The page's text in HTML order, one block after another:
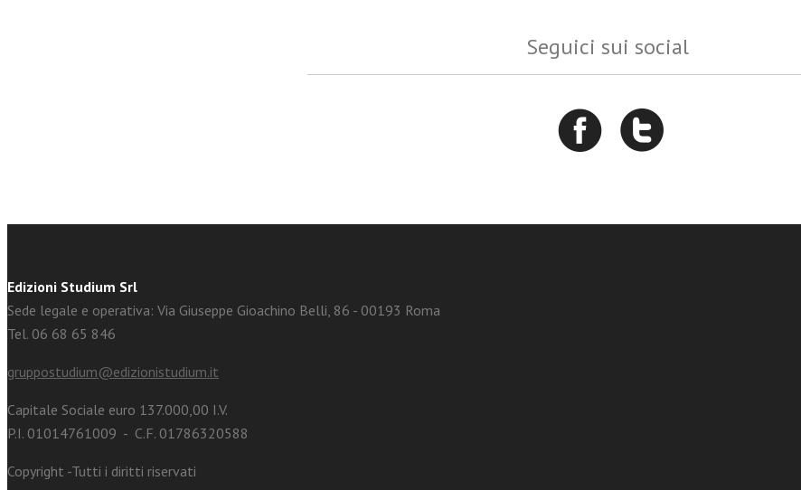
Seguici sui social
Edizioni Studium Srl
Sede legale e operativa: Via Giuseppe Gioachino Belli, 86 - 00193 Roma
Tel. 06 68 65 846
gruppostudium@edizionistudium.it
Capitale Sociale euro 137.000,00 I.V.
P.I. 01014761009 - C.F. 01786320588
Copyright -Tutti i diritti riservati